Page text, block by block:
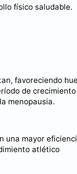
físico saludable.
favoreciendo
de crecimiento
menopausia.
una mayor
atlético